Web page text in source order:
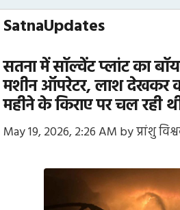
SatnaUpdates
सतना में सॉल्वेंट प्लांट का
मशीन ऑपरेटर, लाश देखकर
महीने के किराए पर चल रही
May 19, 2026, 2:26 AM byप्रांशु